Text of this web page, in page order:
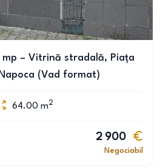
– Vitrină stradală, Piața
(Vad format)
64.00 m2
2 900
Negociabil